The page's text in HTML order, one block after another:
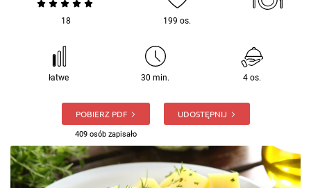
18 199 os.
łatwe 30 min. 4 os.
POBIERZ PDF
409 osób zapisało
UDOSTĘPNIJ